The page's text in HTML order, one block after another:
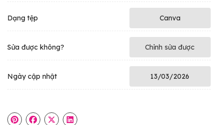
Dạng tệp Canva
Sửa được không? Chỉnh sửa được
Ngày cập nhật 13/03/2026